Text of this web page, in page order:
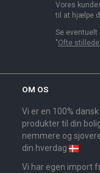
Vores
til at hjælpe
Se eventuelt
"Ofte
OM OS
Vi er en 100%
produkter til din
nemmere og
din hverdag
Vi har egen import